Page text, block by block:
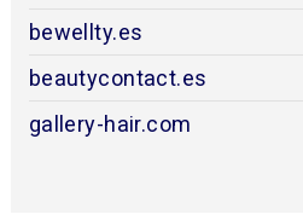
bewellty.es
beautycontact.es
gallery-hair.com